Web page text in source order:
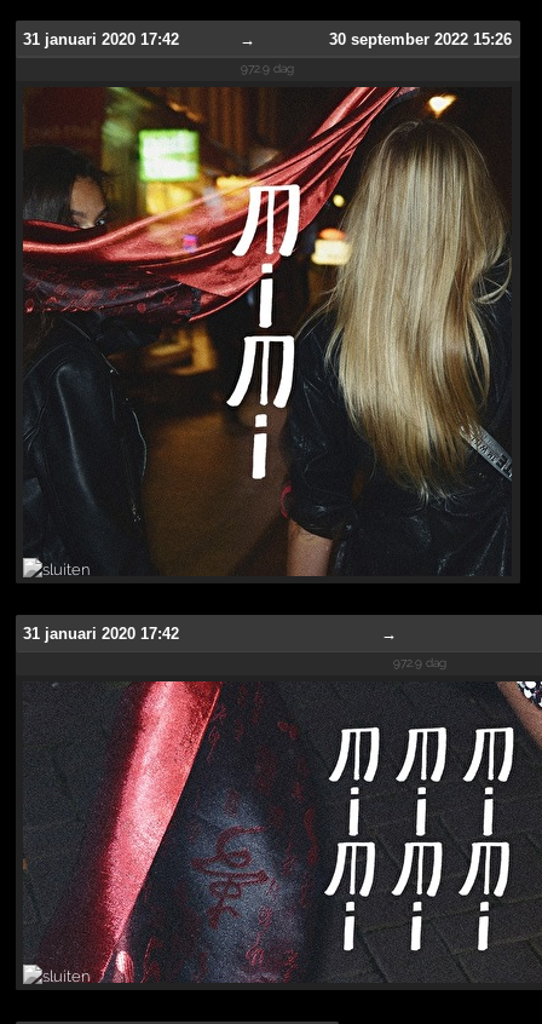
31 januari 2020 17:42 → 30 september 2022 15:26
972.9 dag
31 januari 2020 17:42 →
972.9 dag